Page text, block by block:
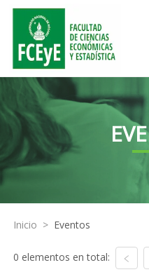
Inicio > Eventos
0 elementos en total: